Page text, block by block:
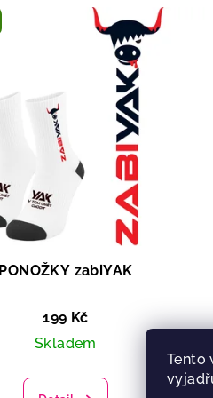
Tento
PONOŽKY zabiYAK
199 Kč
Skladem